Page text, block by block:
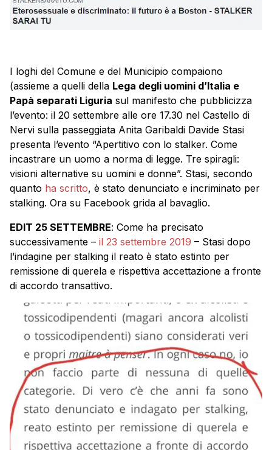
I loghi del Comune e del Municipio compaiono
(assieme a quelli della Lega degli uomini d’Italia e
Papà separati Liguria sul manifesto che pubblicizza
l’evento: il 20 settembre alle ore 17.30 nel Castello di
Nervi sulla passeggiata Anita Garibaldi Davide Stasi
presenta l’evento “Apertitivo con lo stalker. Come
incastrare un uomo a norma di legge. Tre spiragli:
visioni alternative su uomini e donne”. Stasi, secondo
quanto ha scritto, è stato denunciato e incriminato per
stalking. Ora su Facebook grida al bavaglio.
EDIT 25 SETTEMBRE: Come ha precisato
successivamente – il 23 settembre 2019 – Stasi dopo
l’indagine per stalking il reato è stato estinto per
remissione di querela e rispettiva accettazione a fronte
di accordo transattivo.